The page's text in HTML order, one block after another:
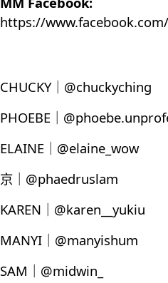
https://
CHUCKY｜@chuckyching
PHOEBE｜
ELAINE｜@elaine_wow
京｜@phaedruslam
KAREN｜@karen__yukiu
MANYI｜@manyishum
SAM｜@midwin_